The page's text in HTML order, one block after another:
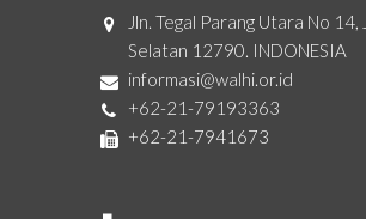
Jln. Tegal Parang Utara No 14,
Selatan 12790. INDONESIA
informasi@walhi.or.id
+62-21-79193363
+62-21-7941673